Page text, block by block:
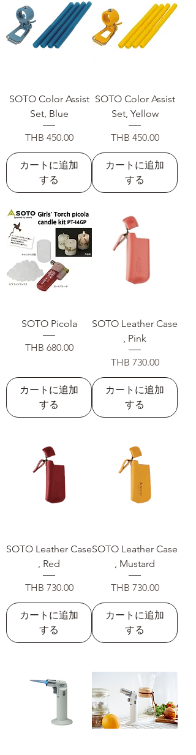
SOTO Color Assist
Set, Blue
価格
THB 450.00
カートに追加
する
SOTO Color Assist
Set, Yellow
価格
THB 450.00
カートに追加
する
SOTO Picola
価格
THB 680.00
カートに追加
する
SOTO Leather Case
, Pink
価格
THB 730.00
カートに追加
する
SOTO Leather Case
, Red
価格
THB 730.00
カートに追加
する
SOTO Leather Case
, Mustard
価格
THB 730.00
カートに追加
する